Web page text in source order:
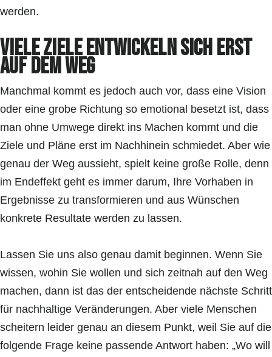
werden.
Viele Ziele entwickeln sich erst
auf dem Weg
Manchmal kommt es jedoch auch vor, dass eine Vision
oder eine grobe Richtung so emotional besetzt ist, dass
man ohne Umwege direkt ins Machen kommt und die
Ziele und Pläne erst im Nachhinein schmiedet. Aber wie
genau der Weg aussieht, spielt keine große Rolle, denn
im Endeffekt geht es immer darum, Ihre Vorhaben in
Ergebnisse zu transformieren und aus Wünschen
konkrete Resultate werden zu lassen.
Lassen Sie uns also genau damit beginnen. Wenn Sie
wissen, wohin Sie wollen und sich zeitnah auf den Weg
machen, dann ist das der entscheidende nächste Schritt
für nachhaltige Veränderungen. Aber viele Menschen
scheitern leider genau an diesem Punkt, weil Sie auf die
folgende Frage keine passende Antwort haben: „Wo will